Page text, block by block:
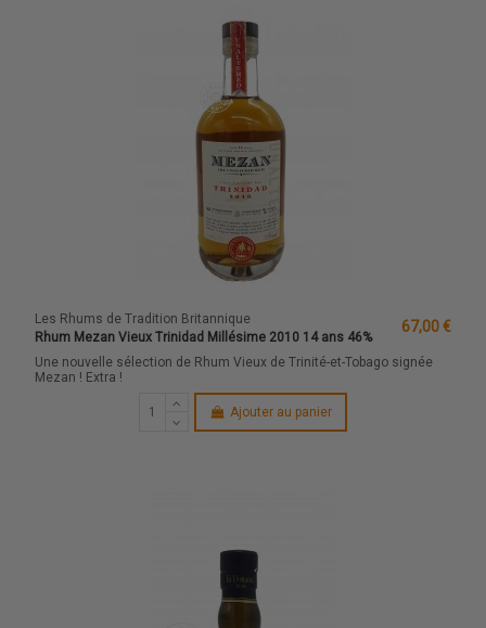
Les Rhums de Tradition Britannique
Rhum Mezan Vieux Trinidad Millésime 2010 14 ans 46%
67,00 €
Une nouvelle sélection de Rhum Vieux de Trinité-et-Tobago signée
Mezan ! Extra !
Ajouter au panier